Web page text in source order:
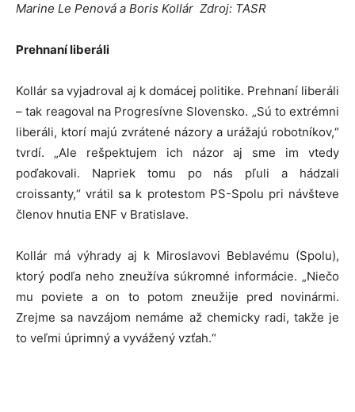
Marine Le Penová a Boris Kollár Zdroj: TASR
Prehnaní liberáli
Kollár sa vyjadroval aj k domácej politike. Prehnaní liberáli
– tak reagoval na Progresívne Slovensko. „Sú to extrémni
liberáli, ktorí majú zvrátené názory a urážajú robotníkov,“
tvrdí. „Ale rešpektujem ich názor aj sme im vtedy
poďakovali. Napriek tomu po nás pľuli a hádzali
croissanty,“ vrátil sa k protestom PS-Spolu pri návšteve
členov hnutia ENF v Bratislave.
Kollár má výhrady aj k Miroslavovi Beblavému (Spolu),
ktorý podľa neho zneužíva súkromné informácie. „Niečo
mu poviete a on to potom zneužije pred novinármi.
Zrejme sa navzájom nemáme až chemicky radi, takže je
to veľmi úprimný a vyvážený vzťah.“